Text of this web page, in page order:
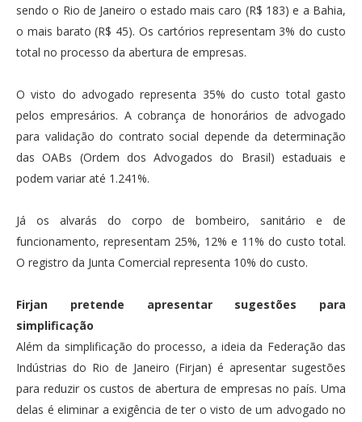
sendo o Rio de Janeiro o estado mais caro (R$ 183) e a Bahia,
o mais barato (R$ 45). Os cartórios representam 3% do custo
total no processo da abertura de empresas.
O visto do advogado representa 35% do custo total gasto
pelos empresários. A cobrança de honorários de advogado
para validação do contrato social depende da determinação
das OABs (Ordem dos Advogados do Brasil) estaduais e
podem variar até 1.241%.
Já os alvarás do corpo de bombeiro, sanitário e de
funcionamento, representam 25%, 12% e 11% do custo total.
O registro da Junta Comercial representa 10% do custo.
Firjan pretende apresentar sugestões para
simplificação
Além da simplificação do processo, a ideia da Federação das
Indústrias do Rio de Janeiro (Firjan) é apresentar sugestões
para reduzir os custos de abertura de empresas no país. Uma
delas é eliminar a exigência de ter o visto de um advogado no